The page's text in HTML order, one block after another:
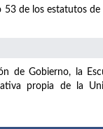
de los estatutos
de Gobierno, la
propia de la